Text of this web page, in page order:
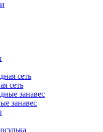
сеть
занавес